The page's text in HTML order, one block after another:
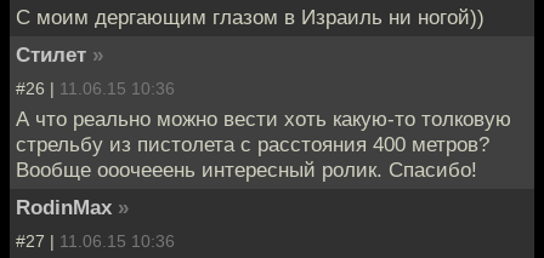
С моим дергающим глазом в Израиль ни ногой))
Стилет »
#26 | 11.06.15 10:36
А что реально можно вести хоть какую-то толковую
стрельбу из пистолета с расстояния 400 метров?
Вообще ооочееень интересный ролик. Спасибо!
RodinMax »
#27 | 11.06.15 10:36